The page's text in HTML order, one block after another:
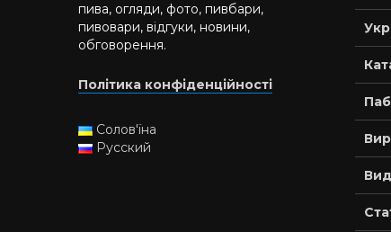
пива, огляди, фото, пивбари,
пивовари, відгуки, новини,
обговорення.
Політика конфіденційності
Солов'їна
Русский